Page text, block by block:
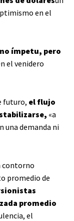
en el
ímpetu, pero
el venidero
futuro, el flujo
«a
una demanda ni
contorno
promedio de
promedio
el